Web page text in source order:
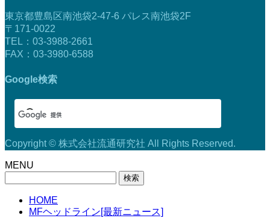
東京都豊島区南池袋2-47-6 パレス南池袋2F
〒171-0022
TEL：03-3988-2661
FAX：03-3980-6588
Google検索
Copyright © 株式会社流通研究社 All Rights Reserved.
MENU
HOME
MFヘッドライン[最新ニュース]